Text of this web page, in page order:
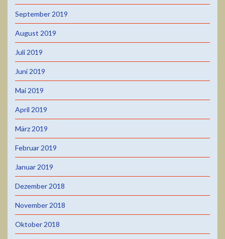
September 2019
August 2019
Juli 2019
Juni 2019
Mai 2019
April 2019
März 2019
Februar 2019
Januar 2019
Dezember 2018
November 2018
Oktober 2018